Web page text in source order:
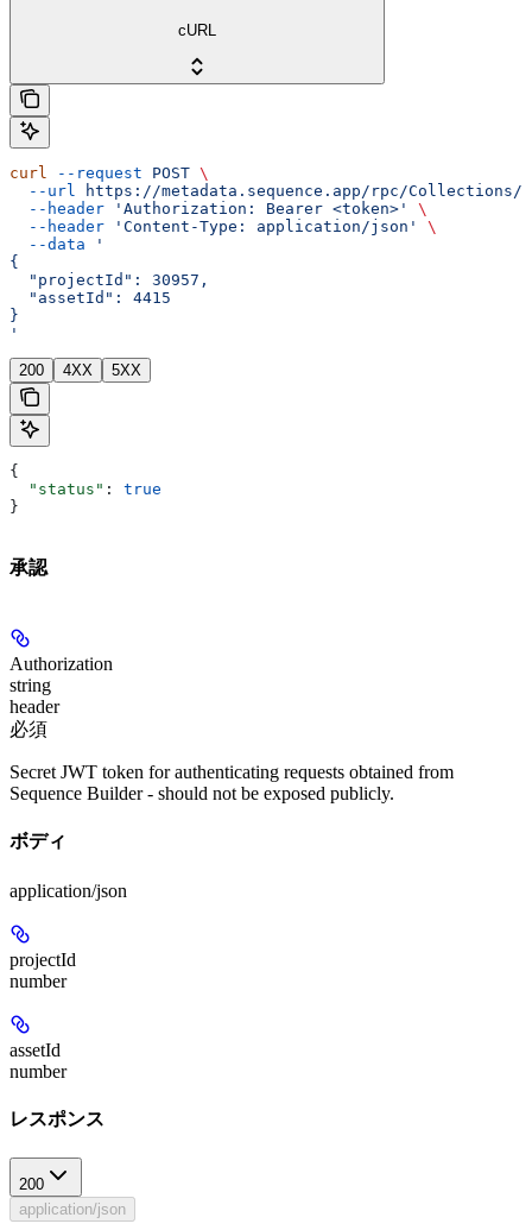
cURL
curl --request POST \
  --url
https://metadata.sequence.app/rpc/Collections/
  --header
'Authorization: Bearer <token>'
\
  --header
'Content-Type: application/json'
\
  --data
'
{
  "projectId": 30957,
  "assetId": 4415
}
'
200 4XX 5XX
{
  "status"
: true
}
承認
Authorization
string
header
必須
Secret JWT token for authenticating requests obtained from
Sequence Builder - should not be exposed publicly.
ボディ
application/json
projectId
number
assetId
number
レスポンス
200
application/json